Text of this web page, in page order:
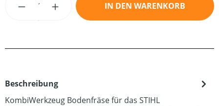
IN DEN WARENKORB
Beschreibung
KombiWerkzeug Bodenfräse für das STIHL